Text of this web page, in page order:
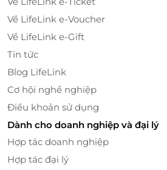
Mia Boutique Đà Lạt sở hữu
Về LifeLink e-Voucher
Về LifeLink e-Gift
Tin tức
Blog LifeLink
Cơ hội nghề nghiệp
Điều khoản sử dụng
Dành cho doanh nghiệp và đại lý
Hợp tác doanh nghiệp
Hợp tác đại lý